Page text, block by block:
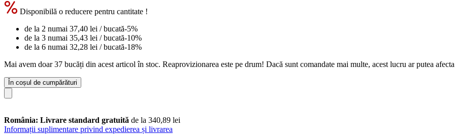
Disponibilă o reducere pentru cantitate !
de la 2 numai 37,40 lei / bucată-5%
de la 3 numai 35,43 lei / bucată-10%
de la 6 numai 32,28 lei / bucată-18%
Mai avem doar 37 bucăți din acest articol în stoc. Reaprovizionarea este pe drum! Dacă sunt comandate mai multe, acest lucru ar putea
În coșul de cumpărături
România: Livrare standard gratuită de la 340,89 lei
Informații suplimentare privind expedierea și livrarea